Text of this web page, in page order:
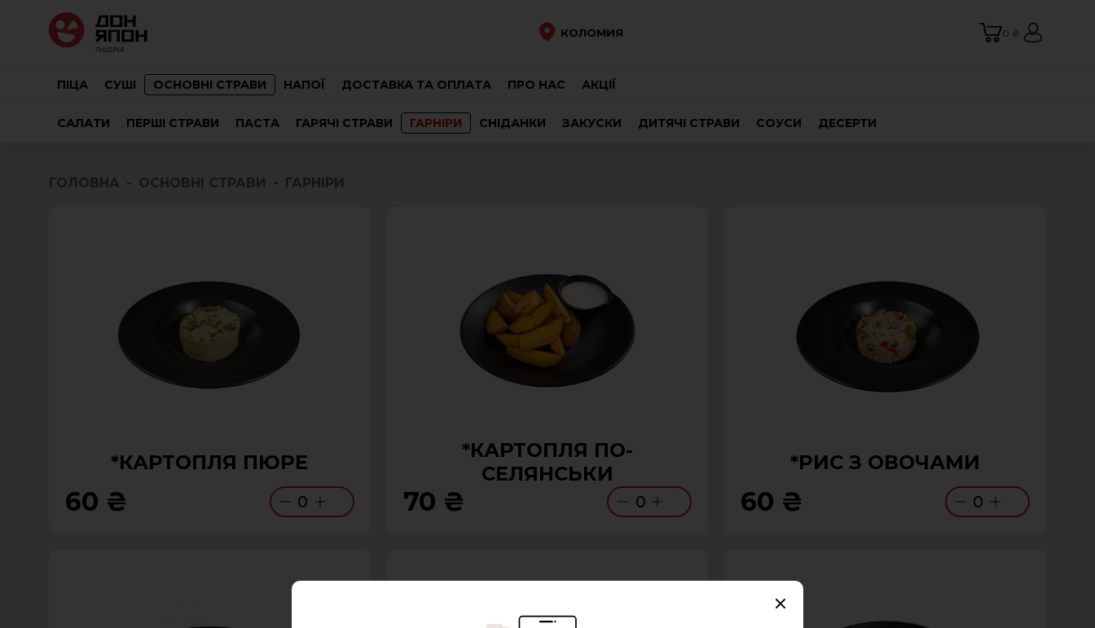
КОЛОМИЯ 0 ₴
ПІЦА СУШІ ОСНОВНІ СТРАВИ НАПОЇ ДОСТАВКА ТА ОПЛАТА ПРО НАС АКЦІЇ
САЛАТИ ПЕРШІ СТРАВИ ПАСТА ГАРЯЧІ СТРАВИ ГАРНІРИ СНІДАНКИ ЗАКУСКИ ДИТЯЧІ СТРАВИ СОУСИ ДЕСЕРТИ
ГОЛОВНА ОСНОВНІ СТРАВИ ГАРНІРИ
*КАРТОПЛЯ ПЮРЕ
60 ₴ 0
*КАРТОПЛЯ ПО-
СЕЛЯНСЬКИ
70 ₴ 0
*РИС З ОВОЧАМИ
60 ₴ 0